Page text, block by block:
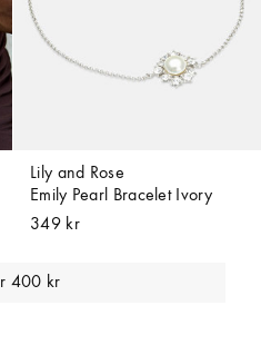
Lily and Rose
Emily Pearl Bracelet Ivory
349 kr
400 kr